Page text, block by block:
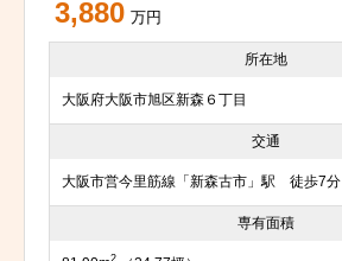
3,880 万円
所在地
大阪府大阪市旭区新森６丁目
交通
大阪市営今里筋線「新森古市」駅 徒歩7分
専有面積